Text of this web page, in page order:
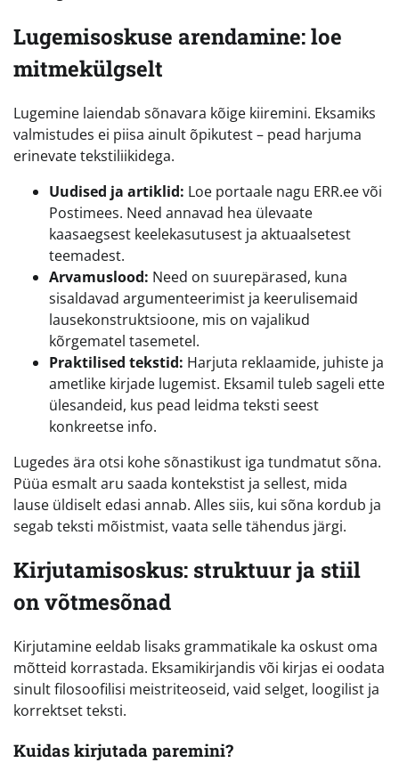
Lugemisoskuse arendamine: loe
mitmekülgselt
Lugemine laiendab sõnavara kõige kiiremini. Eksamiks
valmistudes ei piisa ainult õpikutest – pead harjuma
erinevate tekstiliikidega.
Uudised ja artiklid: Loe portaale nagu ERR.ee või
Postimees. Need annavad hea ülevaate
kaasaegsest keelekasutusest ja aktuaalsetest
teemadest.
Arvamuslood: Need on suurepärased, kuna
sisaldavad argumenteerimist ja keerulisemaid
lausekonstruktsioone, mis on vajalikud
kõrgematel tasemetel.
Praktilised tekstid: Harjuta reklaamide, juhiste ja
ametlike kirjade lugemist. Eksamil tuleb sageli ette
ülesandeid, kus pead leidma teksti seest
konkreetse info.
Lugedes ära otsi kohe sõnastikust iga tundmatut sõna.
Püüa esmalt aru saada kontekstist ja sellest, mida
lause üldiselt edasi annab. Alles siis, kui sõna kordub ja
segab teksti mõistmist, vaata selle tähendus järgi.
Kirjutamisoskus: struktuur ja stiil
on võtmesõnad
Kirjutamine eeldab lisaks grammatikale ka oskust oma
mõtteid korrastada. Eksamikirjandis või kirjas ei oodata
sinult filosoofilisi meistriteoseid, vaid selget, loogilist ja
korrektset teksti.
Kuidas kirjutada paremini?